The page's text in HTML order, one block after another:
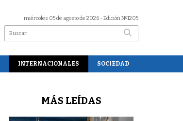
miércoles 05 de agosto de 2026 - Edición Nº1205
INTERNACIONALES SOCIEDAD
MÁS LEÍDAS